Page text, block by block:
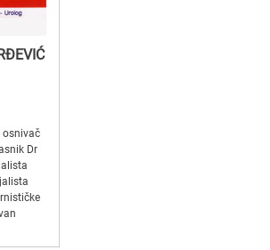
osnivač
Dr